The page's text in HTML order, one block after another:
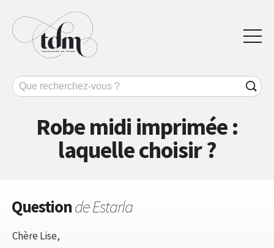
Robe midi imprimée :
laquelle choisir ?
Questionde Estarla
Chère Lise,